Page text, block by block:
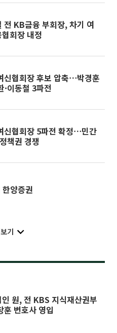
전 KB금융 부회장, 차기 여
회장 내정
신협회장 후보 압축⋯박경훈
·이동철 3파전
신협회장 5파전 확정⋯민간
책권 경쟁
양증권
기
인 원, 전 KBS 지식재산권부
훈 변호사 영입